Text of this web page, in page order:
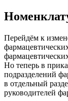
Перейдём к
Но теперь в
подразделений
в отдельный
руководителей